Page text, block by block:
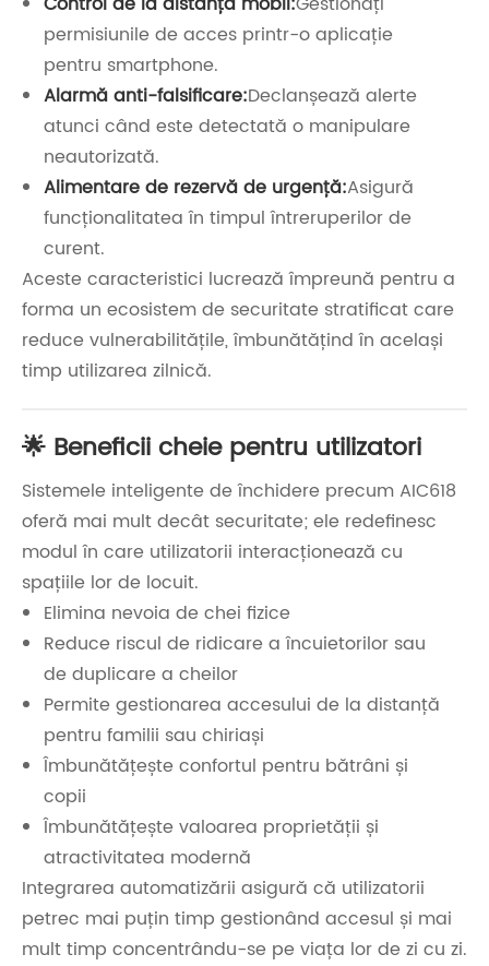
permisiunile de acces printr-o aplicație
pentru smartphone.
Alarmă anti-falsificare:Declanșează alerte
atunci când este detectată o manipulare
neautorizată.
Alimentare de rezervă de urgență:Asigură
funcționalitatea în timpul întreruperilor de
curent.
Aceste caracteristici lucrează împreună pentru a
forma un ecosistem de securitate stratificat care
reduce vulnerabilitățile, îmbunătățind în același
timp utilizarea zilnică.
🌟 Beneficii cheie pentru utilizatori
Sistemele inteligente de închidere precum AIC618
oferă mai mult decât securitate; ele redefinesc
modul în care utilizatorii interacționează cu
spațiile lor de locuit.
Elimina nevoia de chei fizice
Reduce riscul de ridicare a încuietorilor sau
de duplicare a cheilor
Permite gestionarea accesului de la distanță
pentru familii sau chiriași
Îmbunătățește confortul pentru bătrâni și
copii
Îmbunătățește valoarea proprietății și
atractivitatea modernă
Integrarea automatizării asigură că utilizatorii
petrec mai puțin timp gestionând accesul și mai
mult timp concentrându-se pe viața lor de zi cu zi.